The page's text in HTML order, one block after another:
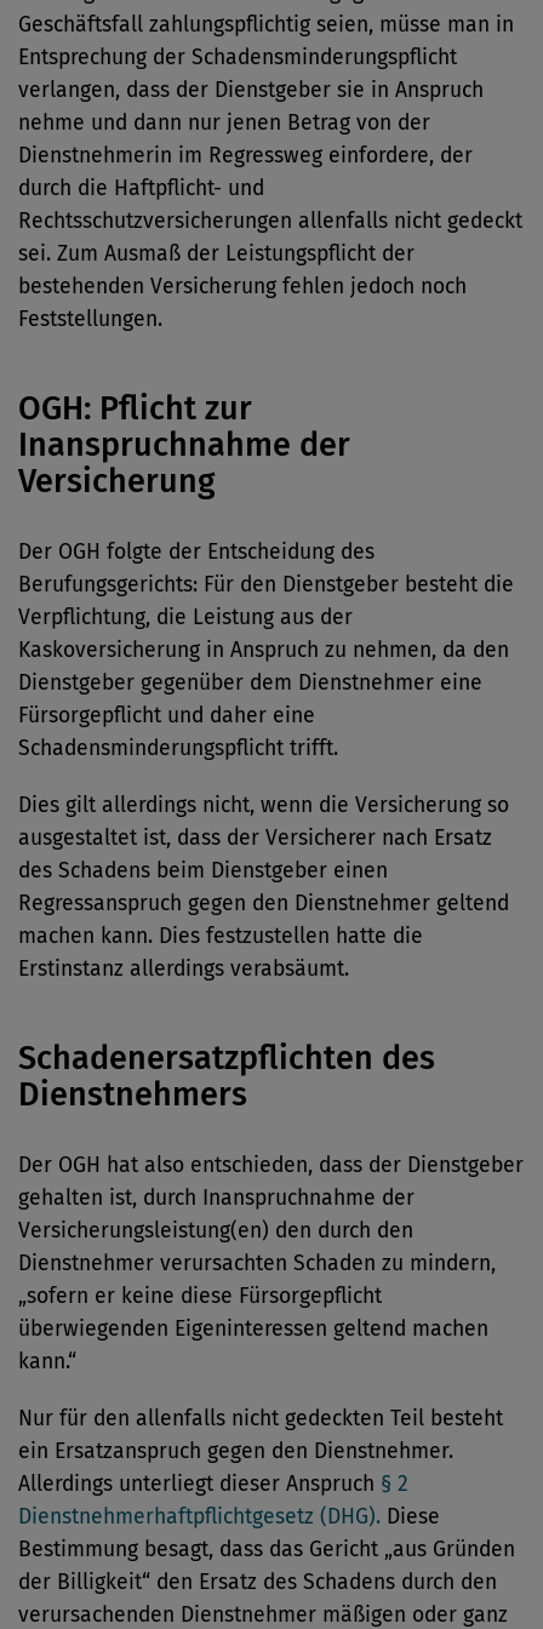
Geschäftsfall zahlungspflichtig seien, müsse man in
Entsprechung der Schadensminderungspflicht
verlangen, dass der Dienstgeber sie in Anspruch
nehme und dann nur jenen Betrag von der
Dienstnehmerin im Regressweg einfordere, der
durch die Haftpflicht- und
Rechtsschutzversicherungen allenfalls nicht gedeckt
sei. Zum Ausmaß der Leistungspflicht der
bestehenden Versicherung fehlen jedoch noch
Feststellungen.
OGH: Pflicht zur
Inanspruchnahme der
Versicherung
Der OGH folgte der Entscheidung des
Berufungsgerichts: Für den Dienstgeber besteht die
Verpflichtung, die Leistung aus der
Kaskoversicherung in Anspruch zu nehmen, da den
Dienstgeber gegenüber dem Dienstnehmer eine
Fürsorgepflicht und daher eine
Schadensminderungspflicht trifft.
Dies gilt allerdings nicht, wenn die Versicherung so
ausgestaltet ist, dass der Versicherer nach Ersatz
des Schadens beim Dienstgeber einen
Regressanspruch gegen den Dienstnehmer geltend
machen kann. Dies festzustellen hatte die
Erstinstanz allerdings verabsäumt.
Schadenersatzpflichten des
Dienstnehmers
Der OGH hat also entschieden, dass der Dienstgeber
gehalten ist, durch Inanspruchnahme der
Versicherungsleistung(en) den durch den
Dienstnehmer verursachten Schaden zu mindern,
„sofern er keine diese Fürsorgepflicht
überwiegenden Eigeninteressen geltend machen
kann.“
Nur für den allenfalls nicht gedeckten Teil besteht
ein Ersatzanspruch gegen den Dienstnehmer.
Allerdings unterliegt dieser Anspruch § 2
Dienstnehmerhaftpflichtgesetz (DHG). Diese
Bestimmung besagt, dass das Gericht „aus Gründen
der Billigkeit“ den Ersatz des Schadens durch den
verursachenden Dienstnehmer mäßigen oder ganz